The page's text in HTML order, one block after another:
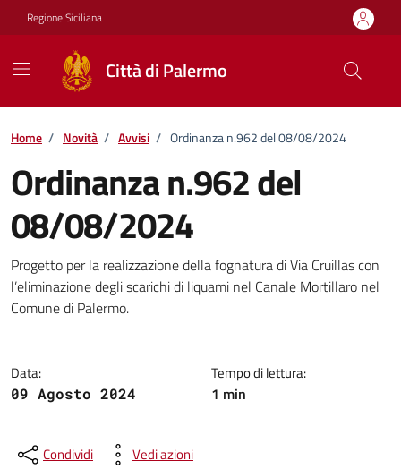
Vai ai contenuti
Vai al footer
Regione Siciliana
Città di Palermo
Home / Novità / Avvisi / Ordinanza n.962 del 08/08/2024
Ordinanza n.962 del
08/08/2024
Dettagli della notizia
Progetto per la realizzazione della fognatura di Via Cruillas con
l’eliminazione degli scarichi di liquami nel Canale Mortillaro nel
Comune di Palermo.
Data:
09 Agosto 2024
Tempo di lettura:
1 min
Condividi Vedi azioni